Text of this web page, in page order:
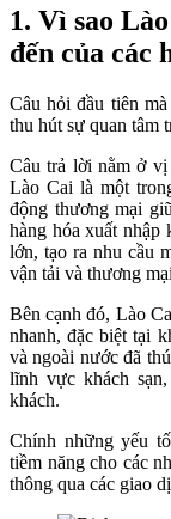
1. Vì sao
đến của các
Câu hỏi đầu tiên
thu hút sự quan tâm
Câu trả lời nằm ở
Lào Cai là một
động thương mại
hàng hóa xuất
lớn, tạo ra nhu cầu
vận tải và thương
Bên cạnh đó, Lào
nhanh, đặc biệt tại
và ngoài nước đã
lĩnh vực khách
khách.
Chính những yếu
tiềm năng cho các
thông qua các giao